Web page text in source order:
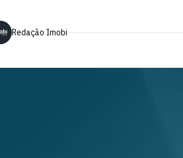
Redação Imobi